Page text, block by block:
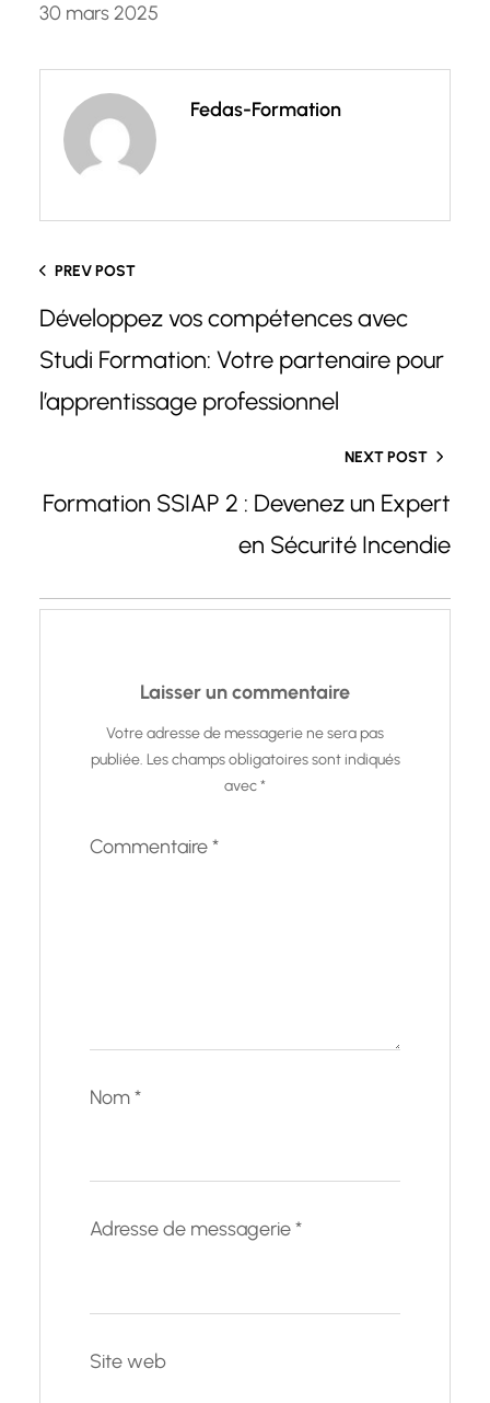
30 mars 2025
Fedas-Formation
PREV POST
Développez vos compétences avec
Studi Formation: Votre partenaire pour
l’apprentissage professionnel
NEXT POST
Formation SSIAP 2 : Devenez un Expert
en Sécurité Incendie
Laisser un commentaire
Votre adresse de messagerie ne sera pas
publiée. Les champs obligatoires sont indiqués
avec*
Commentaire*
Nom*
Adresse de messagerie*
Site web